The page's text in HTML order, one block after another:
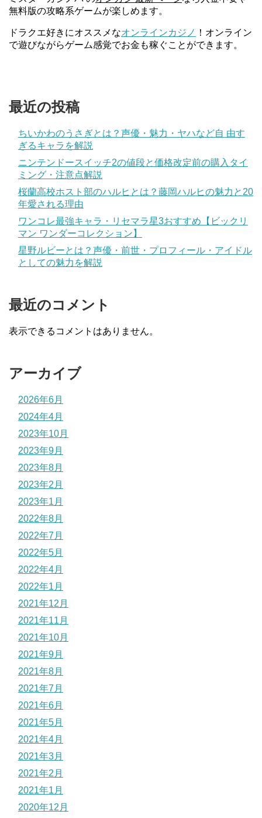
無料版の攻略系ゲームが楽しめます。
ドラクエ好きにオススメなオンラインカジノ ！オンライン
で遊びながらゲーム感覚でお金も稼ぐことができます。
最近の投稿
ちいかわのうさぎとは？声優・魅力・ヤハなど自 由す
ぎるキャラを解説
ニンテンドースイッチ2の値段と価格改定前の購入タイ
ミング・注意点解説
桜蘭高校ホスト部のハルヒとは？藤岡ハルヒの魅力と20
年愛される理由
ワンコレ最強キャラ・リセマラ星3おすすめ【ビックリ
マン ワンダーコレクション】
星野ルビーとは？声優・前世・プロフィール・アイドル
としての魅力を解説
最近のコメント
表示できるコメントはありません。
アーカイブ
2026年6月
2024年4月
2023年10月
2023年9月
2023年8月
2023年2月
2023年1月
2022年8月
2022年7月
2022年5月
2022年4月
2022年1月
2021年12月
2021年11月
2021年10月
2021年9月
2021年8月
2021年7月
2021年6月
2021年5月
2021年4月
2021年3月
2021年2月
2021年1月
2020年12月